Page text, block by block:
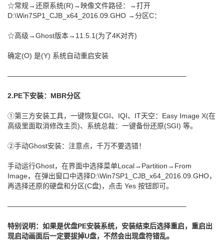
☆常规→还原系统(R)→映像文件路径：→打开
D:\Win7SP1_CJB_x64_2016.09.GHO →分区C：
☆高级→Ghost版本→11.5.1(为了4K对齐)
确定(O) 是(Y) 系统自动重启安装
—————————————————————————–
2.PE下安装：MBR分区
①第三方安装工具，一键恢复CGI、IQI、IT天空：Easy Image X(在
高级里面取消修改主页)、系统总裁：一键备份还原(SGI) 等。
②手动Ghost安装：注意点，千万不要选错！
手动运行Ghost，在界面中选择菜单Local→Partition→From
Image，在弹出窗口中选择D:\Win7SP1_CJB_x64_2016.09.GHO，
再选择还原的硬盘和分区(C盘)，点击 Yes 按钮即可。
—————————————————————————–
特别说明：如果是优盘PE安装系统，安装结束后选择重启，重启出
现启动画面后一定要拔掉U盘，不然会出现盘符错乱。